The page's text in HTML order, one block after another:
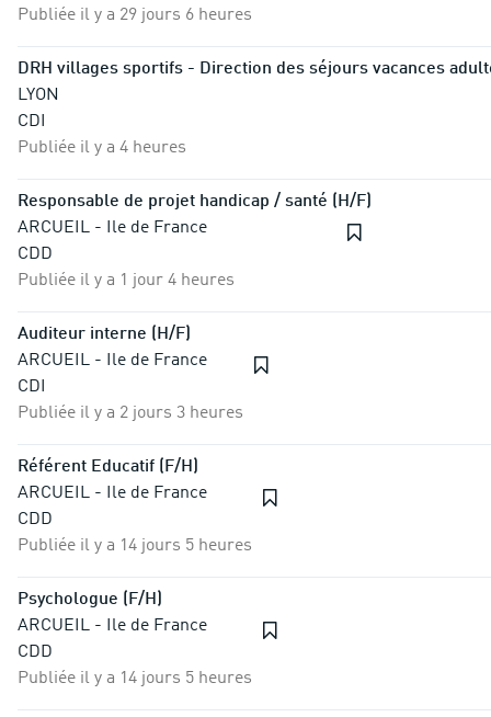
Publiée il y a 29 jours 6 heures
DRH villages sportifs - Direction des séjours vacances
LYON
CDI
Publiée il y a 4 heures
Responsable de projet handicap / santé (H/F)
ARCUEIL - Ile de France
CDD
Publiée il y a 1 jour 4 heures
Auditeur interne (H/F)
ARCUEIL - Ile de France
CDI
Publiée il y a 2 jours 3 heures
Référent Educatif (F/H)
ARCUEIL - Ile de France
CDD
Publiée il y a 14 jours 5 heures
Psychologue (F/H)
ARCUEIL - Ile de France
CDD
Publiée il y a 14 jours 5 heures